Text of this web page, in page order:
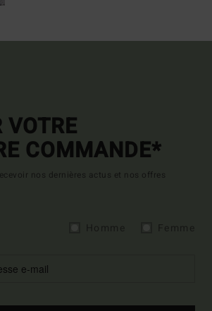
VOTRE
COMMANDE*
nos dernières actus et nos offres